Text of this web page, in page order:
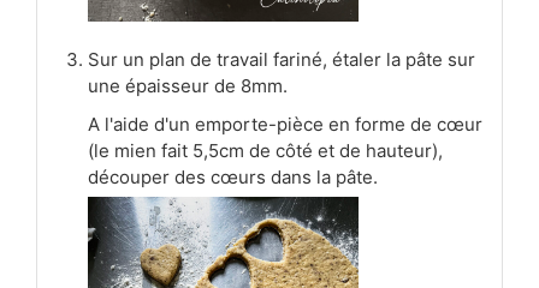
Sur un plan de travail fariné, étaler la pâte sur
une épaisseur de 8mm.
A l'aide d'un emporte-pièce en forme de cœur
(le mien fait 5,5cm de côté et de hauteur),
découper des cœurs dans la pâte.